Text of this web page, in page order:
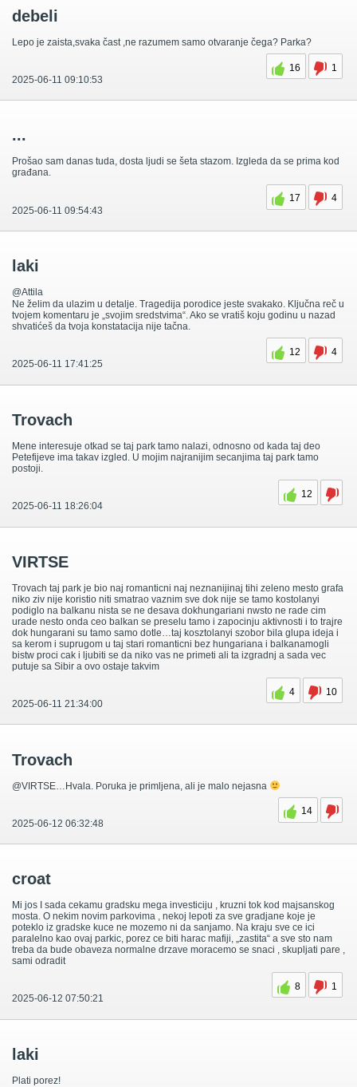
debeli
Lepo je zaista,svaka čast ,ne razumem samo otvaranje čega? Parka?
16
1
2025-06-11 09:10:53
...
Prošao sam danas tuda, dosta ljudi se šeta stazom. Izgleda da se prima kod
građana.
17
4
2025-06-11 09:54:43
laki
@Attila
Ne želim da ulazim u detalje. Tragedija porodice jeste svakako. Ključna reč u
tvojem komentaru je „svojim sredstvima“. Ako se vratiš koju godinu u nazad
shvatićeš da tvoja konstatacija nije tačna.
12
4
2025-06-11 17:41:25
Trovach
Mene interesuje otkad se taj park tamo nalazi, odnosno od kada taj deo
Petefijeve ima takav izgled. U mojim najranijim secanjima taj park tamo
postoji.
12
2025-06-11 18:26:04
VIRTSE
Trovach taj park je bio naj romanticni naj neznanijinaj tihi zeleno mesto grafa
niko ziv nije koristio niti smatrao vaznim sve dok nije se tamo kostolanyi
podiglo na balkanu nista se ne desava dokhungariani nwsto ne rade cim
urade nesto onda ceo balkan se preselu tamo i zapocinju aktivnosti i to trajre
dok hungarani su tamo samo dotle…taj kosztolanyi szobor bila glupa ideja i
sa kerom i suprugom u taj stari romanticni bez hungariana i balkanamogli
bistw proci cak i ljubiti se da niko vas ne primeti ali ta izgradnj a sada vec
putuje sa Sibir a ovo ostaje takvim
4
10
2025-06-11 21:34:00
Trovach
@VIRTSE…Hvala. Poruka je primljena, ali je malo nejasna
14
2025-06-12 06:32:48
croat
Mi jos I sada cekamu gradsku mega investiciju , kruzni tok kod majsanskog
mosta. O nekim novim parkovima , nekoj lepoti za sve gradjane koje je
poteklo iz gradske kuce ne mozemo ni da sanjamo. Na kraju sve ce ici
paralelno kao ovaj parkic, porez ce biti harac mafiji, „zastita“ a sve sto nam
treba da bude obaveza normalne drzave moracemo se snaci , skupljati pare ,
sami odradit
8
1
2025-06-12 07:50:21
laki
Plati porez!